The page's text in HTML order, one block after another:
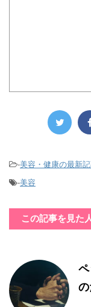
-美容・健康の最新
-美容
この記事を見た